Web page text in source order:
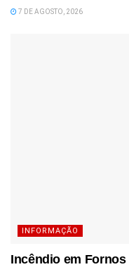
7 DE AGOSTO, 2026
INFORMAÇÃO
Incêndio em